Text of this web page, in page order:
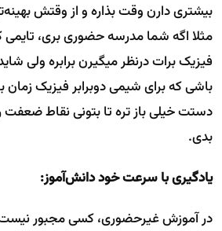
بیشتری دارن وقت بذاره و از وقتش
مثلا اگه شما مدرسه حضوری بری،
فیزیک برات درنظر میگیرن برابره ولی
باشی که برای شیمی دوبرابر فیزیک زمان
دستت خیلی باز تره تا بتونی نقاط
بدی.
یادگیری با سرعت خود دانش‌آموز:
در آموزش غیرحضوری، کسی مجبور